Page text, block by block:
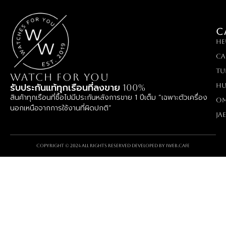
WATCH FOR YOU
รับประกันแท้ทุกเรือนที่ลงขาย 100%
สินค้าทุกเรือนที่ซื้อไปมีประกันหลังการขาย 1 ปีเต็ม “เฉพาะตัวเครื่อง
นอกเหนือจากการใช้งานที่ผิดปกติ”
Copyright © 2024 All rights reserved Developed by iWeb.cafe